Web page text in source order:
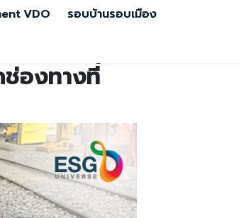
VDO รอบบ้านรอบเมือง
ช่องทางที่